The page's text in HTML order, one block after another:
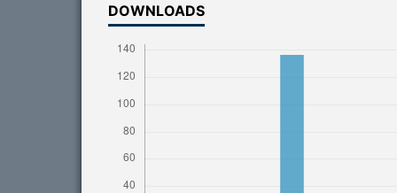
DOWNLOADS